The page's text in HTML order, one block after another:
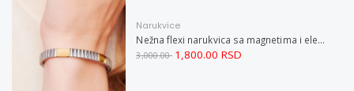
Narukvice
Nežna flexi narukvica sa magnetima i elementima u boji zlata i bakrom M
3,000.00 1,800.00 RSD